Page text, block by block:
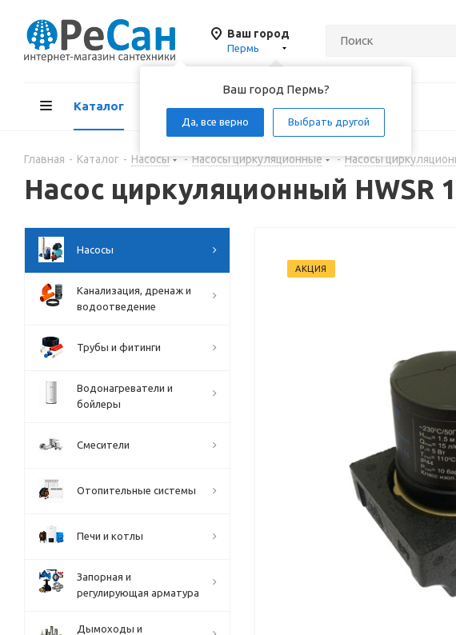
Ваш город
Пермь
Ваш город Пермь?
Да, все верно Выбрать другой
Каталог Акции Доставка
Главная - Каталог - Насосы - Насосы циркуляционные - Насосы
Насос циркуляционный HWSR
АКЦИЯ
Насосы
Канализация, дренаж и
водоотведение
Трубы и фитинги
Водонагреватели и
бойлеры
Смесители
Отопительные системы
Печи и котлы
Запорная и
регулирующая арматура
Дымоходы и